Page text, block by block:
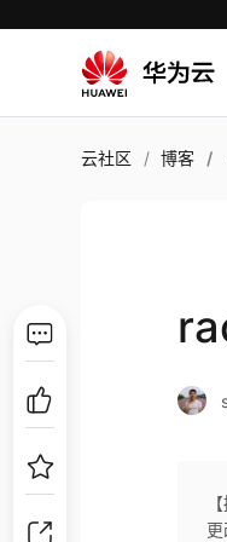
云社区 博客